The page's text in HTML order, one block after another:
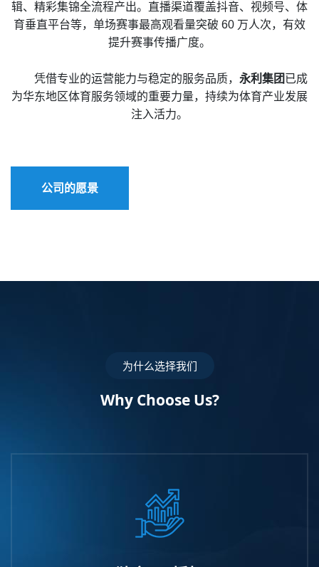
辑、精彩集锦全流程产出。直播渠道覆盖抖音、视频号、体
育垂直平台等，单场赛事最高观看量突破 60 万人次，有效
提升赛事传播广度。
凭借专业的运营能力与稳定的服务品质， 永利集团 已成
为华东地区体育服务领域的重要力量，持续为体育产业发展
注入活力。
公司的愿景
为什么选择我们
Why Choose Us?